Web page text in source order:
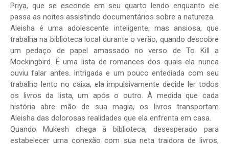
Priya, que se esconde em seu quarto lendo enquanto ele
passa as noites assistindo documentários sobre a natureza.
Aleisha é uma adolescente inteligente, mas ansiosa, que
trabalha na biblioteca local durante o verão, quando descobre
um pedaço de papel amassado no verso de To Kill a
Mockingbird. É uma lista de romances dos quais ela nunca
ouviu falar antes. Intrigada e um pouco entediada com seu
trabalho lento no caixa, ela impulsivamente decide ler todos
os livros da lista, um após o outro. À medida que cada
história abre mão de sua magia, os livros transportam
Aleisha das dolorosas realidades que ela enfrenta em casa.
Quando Mukesh chega à biblioteca, desesperado para
estabelecer uma conexão com sua neta traidora de livros,